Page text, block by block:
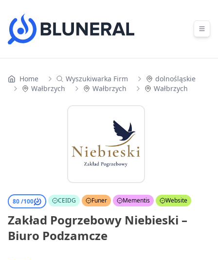
Home Wyszukiwarka Firm
dolnośląskie
Wałbrzych
Wałbrzych Wałbrzych
80 /100 CEIDG Funer Mementis Website
Zakład Pogrzebowy Niebieski –
Biuro Podzamcze